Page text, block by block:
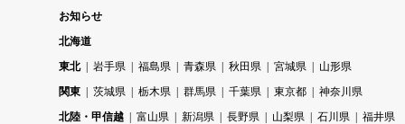
お知らせ
北海道
東北
岩手県 福島県 青森県 秋田県 宮城県
山形県
関東
茨城県 栃木県 群馬県 千葉県 東京都
神奈川県
北陸・甲信越
富山県 新潟県 長野県 山梨県 石川県
福井県